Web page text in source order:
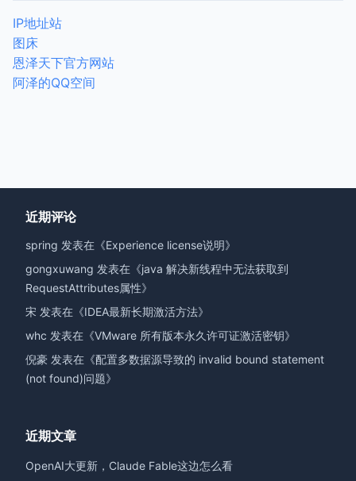
IP地址站
图床
恩泽天下官方网站
阿泽的QQ空间
近期评论
spring 发表在《Experience license说明》
gongxuwang 发表在《java 解决新线程中无法获取到
RequestAttributes属性》
宋 发表在《IDEA最新长期激活方法》
whc 发表在《VMware 所有版本永久许可证激活密钥》
倪豪 发表在《配置多数据源导致的 invalid bound statement
(not found)问题》
近期文章
OpenAI大更新，Claude Fable这边怎么看